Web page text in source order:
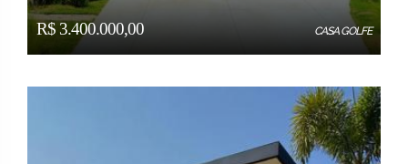
R$ 3.400.000,00 CASA GOLFE